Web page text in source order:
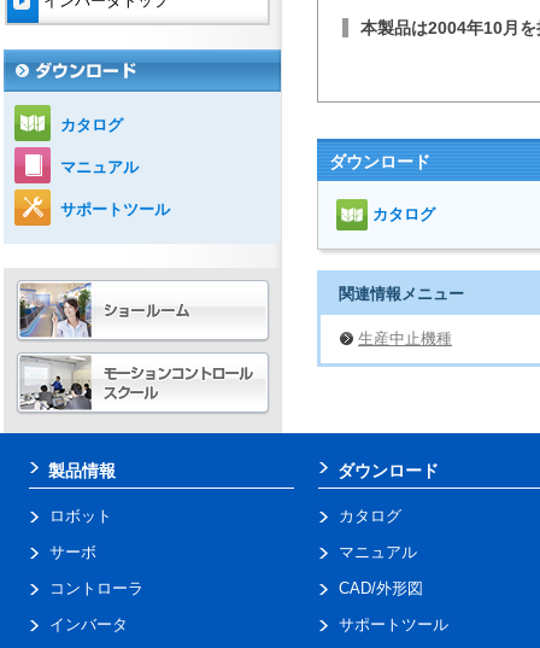
本製品は2004年10月
ダウンロード
カタログ
関連情報メニュー
生産中止機種
カタログ
マニュアル
サポートツール
製品情報
ロボット
サーボ
コントローラ
インバータ
ダウンロード
カタログ
マニュアル
CAD/外形図
サポートツール